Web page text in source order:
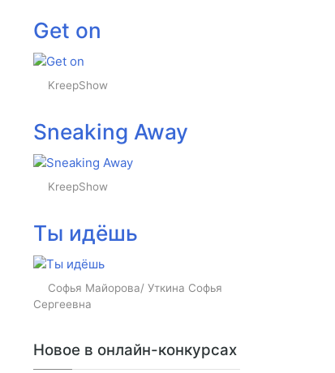
Get on
KreepShow
Sneaking Away
KreepShow
Ты идёшь
Софья Майорова/ Уткина Софья
Сергеевна
Новое в онлайн-конкурсах